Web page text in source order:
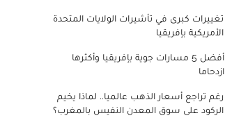
تغييرات كبرى في تأشيرات الولايات المتحدة
الأمريكية بإفريقيا
أفضل 5 مسارات جوية بإفريقيا وأكثرها
ازدحاما
رغم تراجع أسعار الذهب عالميا.. لماذا يخيم
الركود على سوق المعدن النفيس بالمغرب؟